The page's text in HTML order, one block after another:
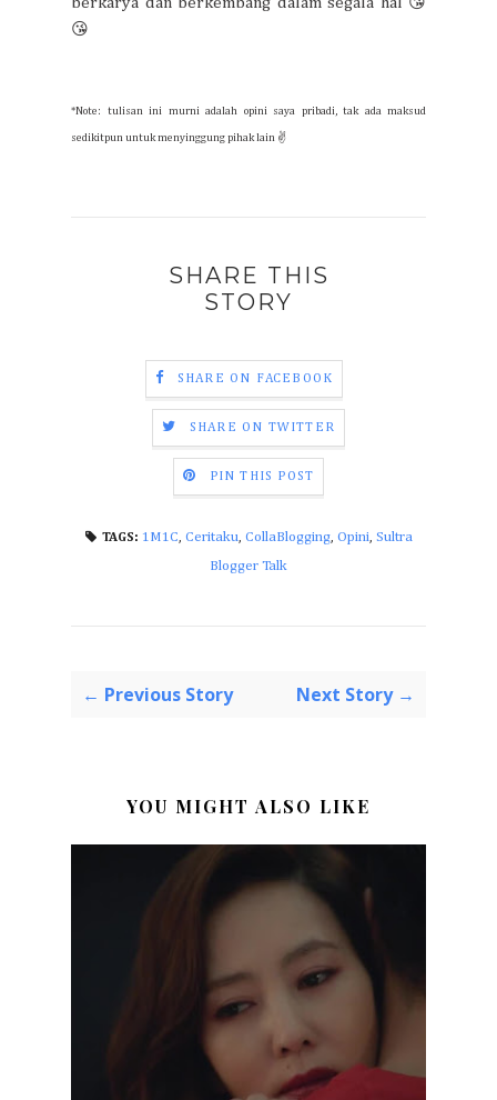
😘
*Note: tulisan ini murni adalah opini saya pribadi, tak ada maksud
sedikitpun untuk menyinggung pihak lain ✌
SHARE THIS
STORY
SHARE ON FACEBOOK
SHARE ON TWITTER
PIN THIS POST
TAGS: 1M1C, Ceritaku, CollaBlogging, Opini, Sultra
Blogger Talk
← Previous Story Next Story →
YOU MIGHT ALSO LIKE